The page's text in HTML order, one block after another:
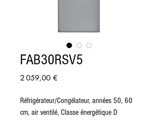
FAB30RSV5
2 059,00 €Prix
Réfrigérateur/Congélateur, années 50, 60
cm, air ventilé, Classe énergétique D